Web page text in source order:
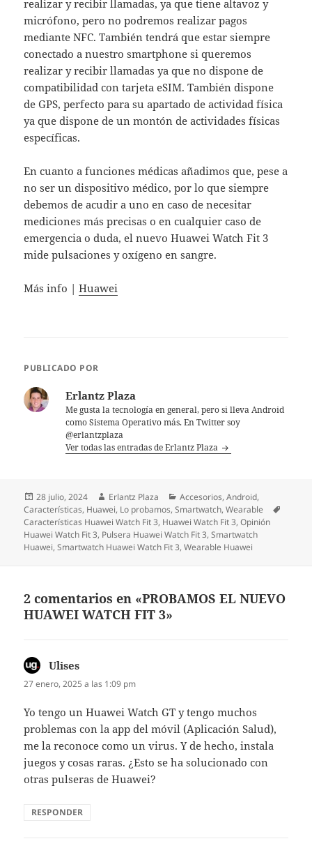
realizar y recibir llamadas, ya que tiene altavoz y
micrófono, pero no podremos realizar pagos
mediante NFC. También tendrá que estar siempre
conectado a nuestro smartphone si queremos
realizar y recibir llamadas ya que no dispone de
compatibilidad con tarjeta eSIM. También dispone
de GPS, perfecto para su apartado de actividad física
ya que dispone de un montón de actividades físicas
específicas.
En cuanto a funciones médicas añadimos que, pese a
no ser un dispositivo médico, por lo que siempre
debemos de acudir a uno en caso de necesitar
mediciones más precisas o en cualquier caso de
emergencia o duda, el nuevo Huawei Watch Fit 3
mide pulsaciones y oxígeno en sangre.
Más info |Huawei
PUBLICADO POR
Erlantz Plaza
Me gusta la tecnología en general, pero si lleva Android
como Sistema Operativo más. En Twitter soy
@erlantzplaza
Ver todas las entradas de Erlantz Plaza
Publicado
el
28 julio, 2024 Autor
Erlantz Plaza Categorías
Accesorios,Android,
Características, Huawei, Lo probamos,Smartwatch,Wearable
Características Huawei Watch Fit 3, Huawei Watch Fit 3,Opinión
Huawei Watch Fit 3, Pulsera Huawei Watch Fit 3,Smartwatch
Huawei,Smartwatch Huawei Watch Fit 3,Wearable Huawei
2 comentarios en «PROBAMOS EL NUEVO
HUAWEI WATCH FIT 3»
Ulises
27 enero, 2025 a las 1:09 pm
Yo tengo un Huawei Watch GT y tengo muchos
problemas con la app del móvil (Aplicación Salud),
me la reconoce como un virus. Y de hecho, instala
juegos y cosas raras. ¿Esto se ha solucionado con
otras pulseras de Huawei?
RESPONDER